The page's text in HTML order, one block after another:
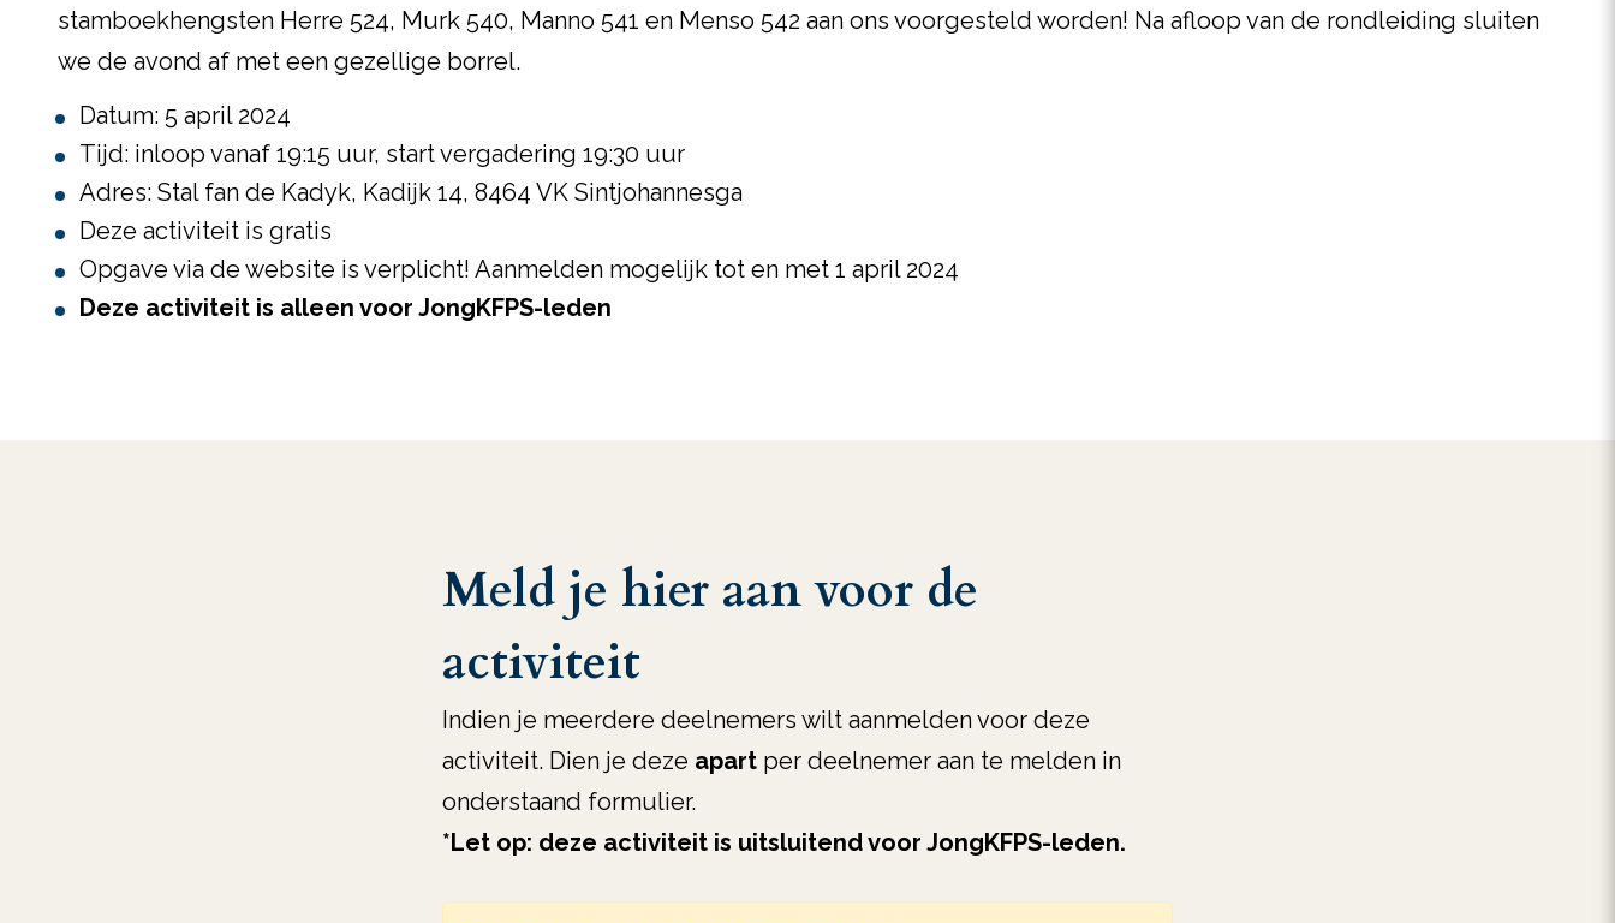
stamboekhengsten Herre 524, Murk 540, Manno 541 en Menso 542 aan ons voorgesteld worden! Na afloop van de rondleiding sluiten
we de avond af met een gezellige borrel.
Datum: 5 april 2024
Tijd: inloop vanaf 19:15 uur, start vergadering 19:30 uur
Adres: Stal fan de Kadyk, Kadijk 14, 8464 VK Sintjohannesga
Deze activiteit is gratis
Opgave via de website is verplicht! Aanmelden mogelijk tot en met 1 april 2024
Deze activiteit is alleen voor JongKFPS-leden
Meld je hier aan voor de
activiteit
Indien je meerdere deelnemers wilt aanmelden voor deze
activiteit. Dien je deze apart per deelnemer aan te melden in
onderstaand formulier.
*Let op: deze activiteit is uitsluitend voor JongKFPS-leden.